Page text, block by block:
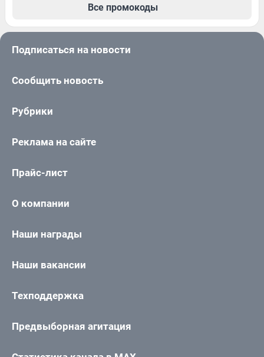
Все промокоды
Подписаться на новости
Сообщить новость
Рубрики
Реклама на сайте
Прайс-лист
О компании
Наши награды
Наши вакансии
Техподдержка
Предвыборная агитация